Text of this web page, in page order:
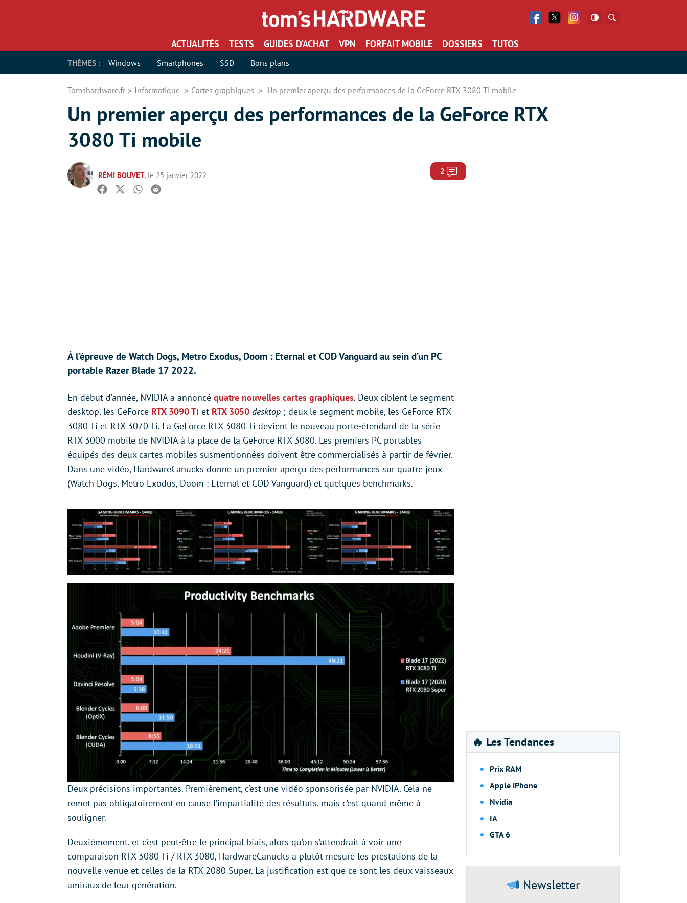
Facebook
Twitter Facebook
ACTUALITÉS TESTS GUIDES D’ACHAT VPN FORFAIT MOBILE DOSSIERS TUTOS
THÈMES : Windows Smartphones SSD Bons plans
Tomshardware.fr Informatique Cartes graphiques Un premier aperçu des performances de la GeForce RTX 3080 Ti mobile
Un premier aperçu des performances de la GeForce RTX
3080 Ti mobile
RÉMI BOUVET, le 25 janvier 2022 2 Commentaires
Facebook
TwitterWhatsapp
Reddit
À l’épreuve de Watch Dogs, Metro Exodus, Doom : Eternal et COD Vanguard au sein d’un PC
portable Razer Blade 17 2022.
En début d’année, NVIDIA a annoncé quatre nouvelles cartes graphiques. Deux ciblent le segment
desktop, les GeForce RTX 3090 Ti et RTX 3050 desktop ; deux le segment mobile, les GeForce RTX
3080 Ti et RTX 3070 Ti. La GeForce RTX 3080 Ti devient le nouveau porte-étendard de la série
RTX 3000 mobile de NVIDIA à la place de la GeForce RTX 3080. Les premiers PC portables
équipés des deux cartes mobiles susmentionnées doivent être commercialisés à partir de février.
Dans une vidéo, HardwareCanucks donne un premier aperçu des performances sur quatre jeux
(Watch Dogs, Metro Exodus, Doom : Eternal et COD Vanguard) et quelques benchmarks.
Deux précisions importantes. Premièrement, c’est une vidéo sponsorisée par NVIDIA. Cela ne
remet pas obligatoirement en cause l’impartialité des résultats, mais c’est quand même à
souligner.
Deuxièmement, et c’est peut-être le principal biais, alors qu’on s’attendrait à voir une
comparaison RTX 3080 Ti / RTX 3080, HardwareCanucks a plutôt mesuré les prestations de la
nouvelle venue et celles de la RTX 2080 Super. La justification est que ce sont les deux vaisseaux
amiraux de leur génération.
🔥 Les Tendances
Prix RAM
Apple iPhone
Nvidia
IA
GTA 6
Newsletter